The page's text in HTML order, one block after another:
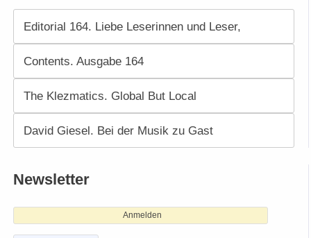
Editorial 164. Liebe Leserinnen und Leser,
Contents. Ausgabe 164
The Klezmatics. Global But Local
David Giesel. Bei der Musik zu Gast
Newsletter
Anmelden